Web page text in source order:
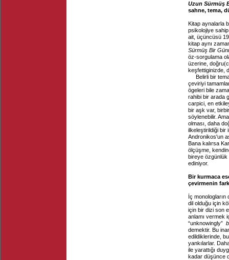
Uzun Sürmüş
sahne, tema,
Kitap aynalarla
psikolojiye
ait, üçüncüsü
kitap aynı
Sürmüş Bir
öz-sorgulama
üzerine,
keşfettiginizde,
Belirli bir
çeviriyi
ögeleri bile
rahibi bir arada
carpici, en
bir aşk var,
söylenebilir.
olması, daha
ilkeleştirildiği bir
Andronikos'un
Bana kalırsa
ölçüşme,
bireye özgünlük
ediniyor.
Bir kurmaca
çevirmenin
İç
dil olduğu için
için bir dizi son
anlamı vermek
“unknowingly”
demektir. Bu
edildiklerinde,
yankılarlar.
ile yarattığı
kadar düşünce